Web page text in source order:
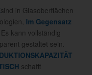
sind in Glasoberflächen
Im Gegensatz
Es kann vollständig
gestaltet sein.
schafft